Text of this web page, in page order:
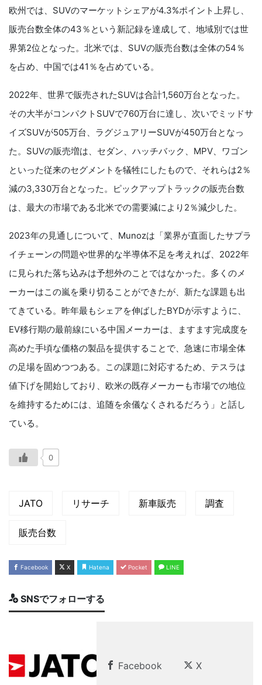
欧州では、SUVのマーケットシェアが4.3%ポイント上昇し、
販売台数全体の43％という新記録を達成して、地域別では世
界第2位となった。北米では、SUVの販売台数は全体の54％
を占め、中国では41％を占めている。
2022年、世界で販売されたSUVは合計1,560万台となった。
その大半がコンパクトSUVで760万台に達し、次いでミッドサ
イズSUVが505万台、ラグジュアリーSUVが450万台となっ
た。SUVの販売増は、セダン、ハッチバック、MPV、ワゴン
といった従来のセグメントを犠牲にしたもので、それらは2％
減の3,330万台となった。ピックアップトラックの販売台数
は、最大の市場である北米での需要減により2％減少した。
2023年の見通しについて、Munozは「業界が直面したサプラ
イチェーンの問題や世界的な半導体不足を考えれば、2022年
に見られた落ち込みは予想外のことではなかった。多くのメ
ーカーはこの嵐を乗り切ることができたが、新たな課題も出
てきている。昨年最もシェアを伸ばしたBYDが示すように、
EV移行期の最前線にいる中国メーカーは、ますます完成度を
高めた手頃な価格の製品を提供することで、急速に市場全体
の足場を固めつつある。この課題に対応するため、テスラは
値下げを開始しており、欧米の既存メーカーも市場での地位
を維持するためには、追随を余儀なくされるだろう」と話し
ている。
0
JATO リサーチ 新車販売 調査
販売台数
Facebook X Hatena Pocket LINE
SNSでフォローする
Facebook X